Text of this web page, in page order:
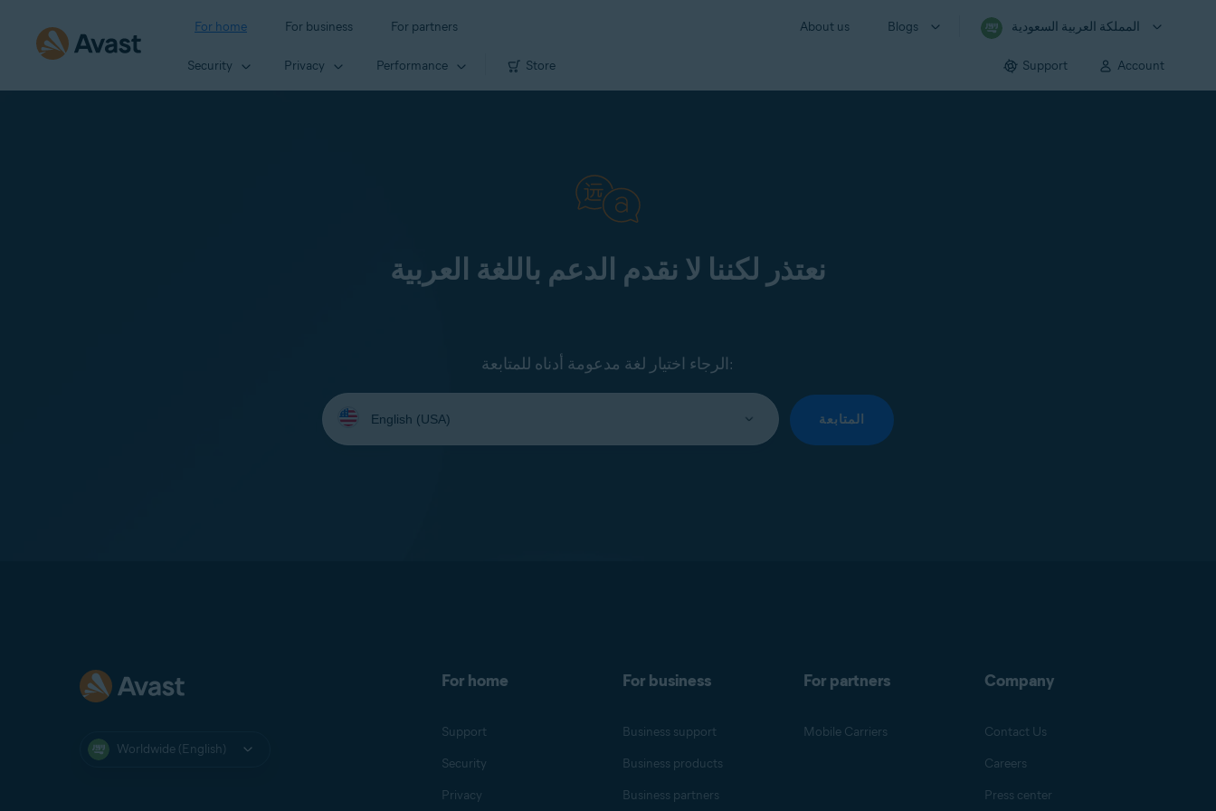
For home For business For partners About us Blogs المملكة العربية السعودية
Security Privacy Performance Store Support Account
نعتذر لكننا لا نقدم الدعم باللغة العربية
الرجاء اختيار لغة مدعومة أدناه للمتابعة:
Select
your
language:
المتابعة
Worldwide (English)
For home
Support
Security
Privacy
For business
Business support
Business products
Business partners
For partners
Mobile Carriers
Company
Contact Us
Careers
Press center